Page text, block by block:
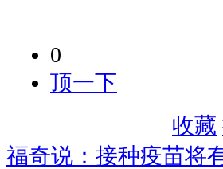
0
顶一下
收藏
福奇说：接种疫苗将